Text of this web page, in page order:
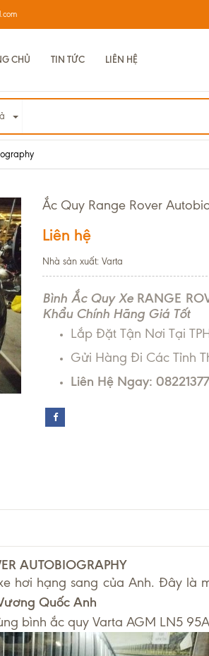
CHỦ TIN TỨC LIÊN HỆ
Ắc Quy Range Rover
Liên hệ
Nhà sản xuất: Varta
Bình Ắc Quy Xe RANGE
Khẩu Chính Hãng Giá Tốt
Lắp Đặt Tận Nơi Tại
Gửi Hàng Đi Các Tỉnh
Liên Hệ Ngay:
AUTOBIOGRAPHY
hơi hạng sang của Anh. Đây là
Quốc Anh
bình ắc quy Varta AGM LN5